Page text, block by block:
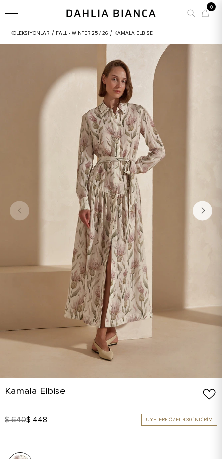
0
KOLEKSİYONLAR / FALL - WINTER 25 / 26 / KAMALA ELBISE
Kamala Elbise
$ 640$ 448 ÜYELERE ÖZEL %30 İNDİRİM